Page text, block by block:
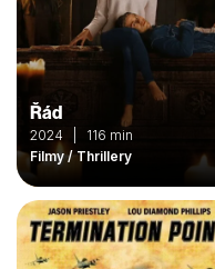
Řád
2024 | 116 min
Filmy / Thrillery